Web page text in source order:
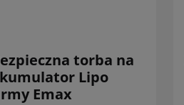
torba na
Lipo
Emax